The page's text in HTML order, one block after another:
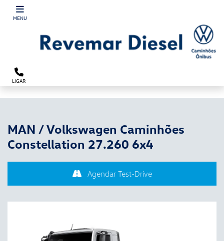
MENU
LIGAR
MAN / Volkswagen Caminhões
Constellation 27.260 6x4
Agendar Test-Drive